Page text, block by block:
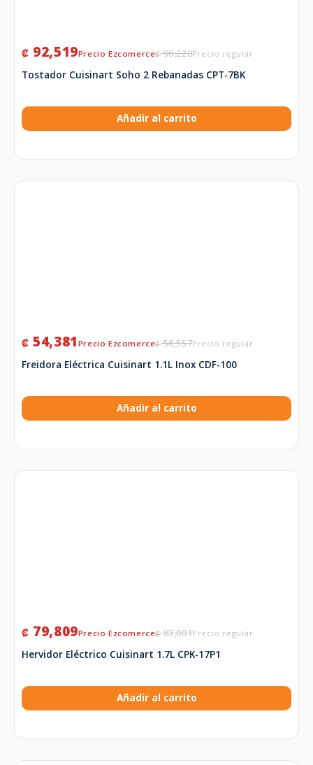
₡96,220
₡ 92,519
Tostador Cuisinart Soho 2 Rebanadas CPT-7BK
Añadir al carrito
₡56,557
₡ 54,381
Freidora Eléctrica Cuisinart 1.1L Inox CDF-100
Añadir al carrito
₡83,001
₡ 79,809
Hervidor Eléctrico Cuisinart 1.7L CPK-17P1
Añadir al carrito